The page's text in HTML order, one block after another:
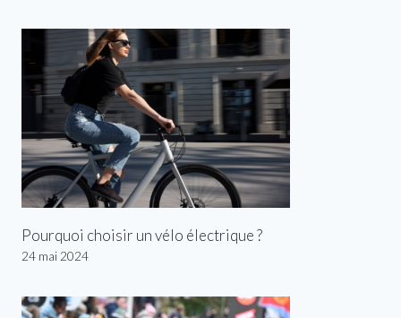
Pourquoi choisir un vélo électrique ?
24 mai 2024